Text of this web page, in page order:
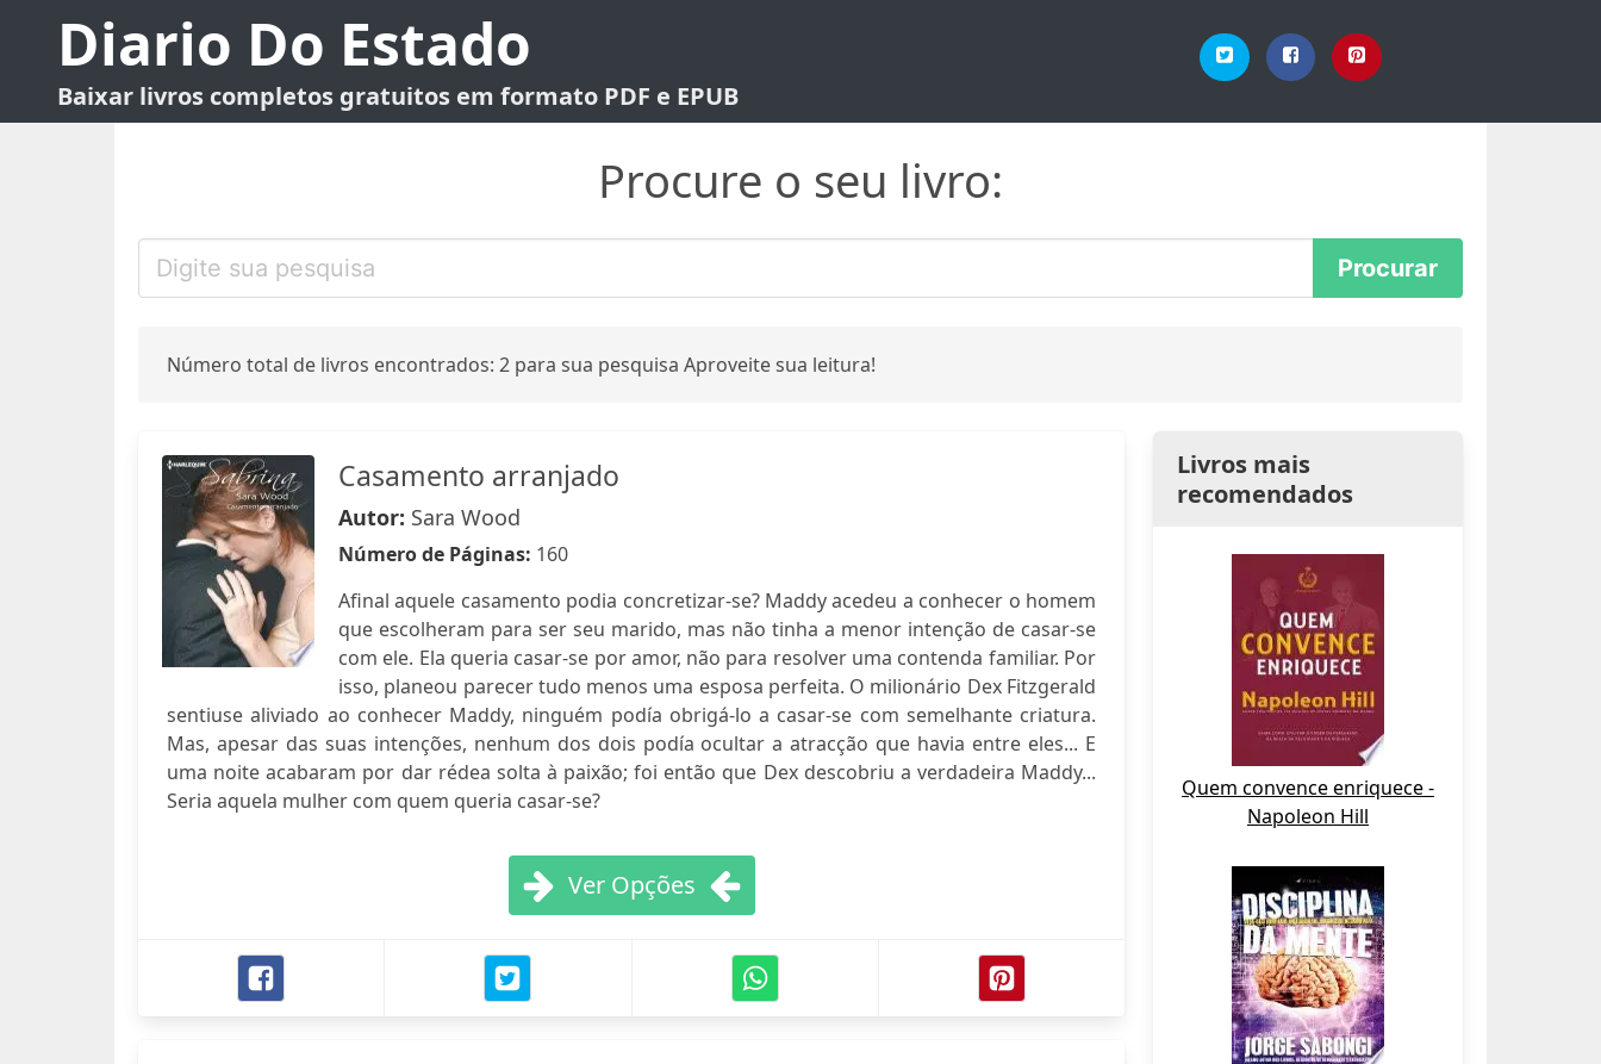
Diario Do Estado
Baixar livros completos gratuitos em formato PDF e EPUB
Procure o seu livro:
Número total de livros encontrados: 2 para sua pesquisa Aproveite sua leitura!
Casamento arranjado
Autor: Sara Wood
Número de Páginas: 160
Afinal aquele casamento podia concretizar-se? Maddy acedeu a conhecer o homem
que escolheram para ser seu marido, mas não tinha a menor intenção de casar-se
com ele. Ela queria casar-se por amor, não para resolver uma contenda familiar. Por
isso, planeou parecer tudo menos uma esposa perfeita. O milionário Dex Fitzgerald
sentiuse aliviado ao conhecer Maddy, ninguém podía obrigá-lo a casar-se com semelhante criatura.
Mas, apesar das suas intenções, nenhum dos dois podía ocultar a atracção que havia entre eles... E
uma noite acabaram por dar rédea solta à paixão; foi então que Dex descobriu a verdadeira Maddy...
Seria aquela mulher com quem queria casar-se?
Ver Opções
Livros mais
recomendados
Quem convence enriquece -
Napoleon Hill